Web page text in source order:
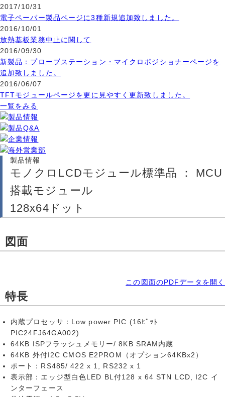
2017/10/31
電子ペーパー製品ページに3種新規追加致しました。
2016/10/01
放熱基板業務中止に関して
2016/09/30
新製品：プローブステーション・マイクロポジショナーページを
追加致しました。
2016/06/07
TFTモジュールページを更に見やすく更新致しました。
一覧をみる
製品情報
モノクロLCDモジュール標準品 ： MCU
搭載モジュール
128x64ドット
図面
この図面のPDFデータを開く
特長
内蔵プロセッサ：Low power PIC (16ﾋﾞｯﾄ
PIC24FJ64GA002)
64KB ISPフラッシュメモリー/ 8KB SRAM内蔵
64KB 外付I2C CMOS E2PROM（オプション64KBx2）
ポート：RS485/ 422 x 1, RS232 x 1
表示部：エッジ型白色LED BL付128 x 64 STN LCD, I2C イ
ンターフェース